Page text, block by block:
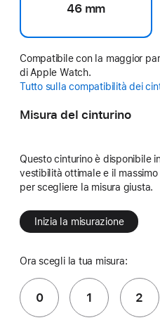
46 mm
Compatibile con la maggior
di Apple Watch.
Tutto sulla compatibilità dei
Misura del cinturino
Questo cinturino è disponibile
vestibilità ottimale e il
per scegliere la misura giusta.
Inizia la misurazione
Ora scegli la tua misura:
0 1 2